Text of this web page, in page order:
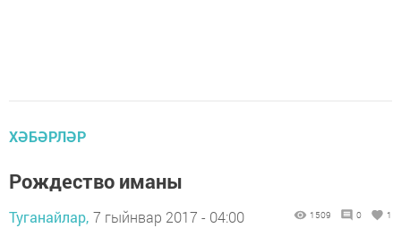
ХӘБӘРЛӘР
Рождество иманы
Туганайлар, 7 гыйнвар 2017 - 04:00 1509 0 1